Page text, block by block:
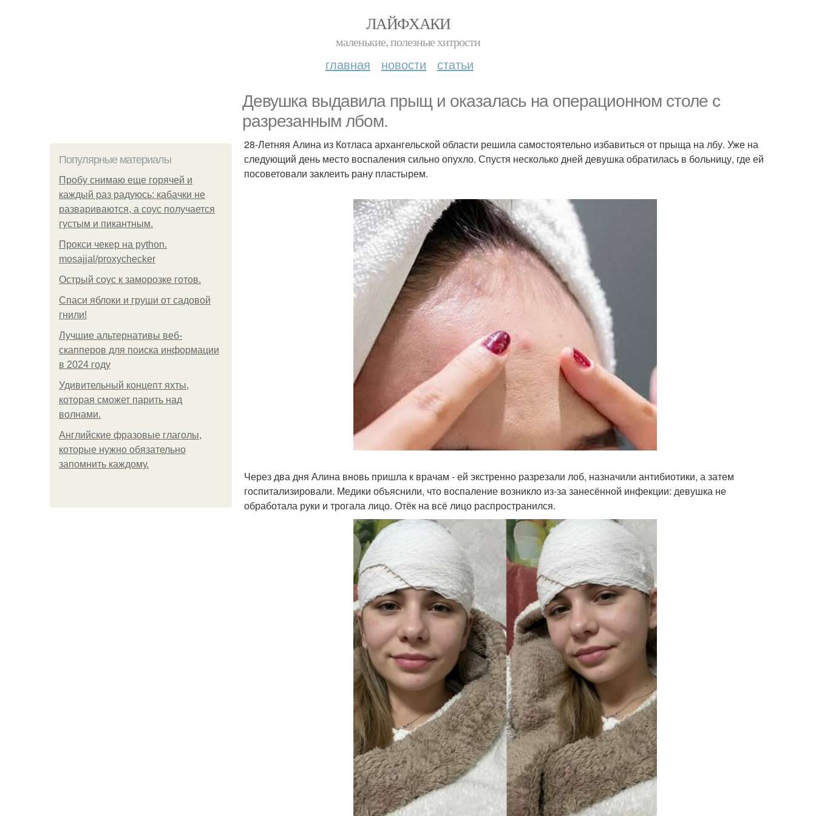
ЛАЙФХАКИ
маленькие, полезные хитрости
главная новости статьи
Девушка выдавила прыщ и оказалась на операционном столе с
разрезанным лбом.
Популярные материалы
Пробу снимаю еще горячей и
каждый раз радуюсь: кабачки не
развариваются, а соус получается
густым и пикантным.
Прокси чекер на python.
mosajjal/proxychecker
Острый соус к заморозке готов.
Спаси яблоки и груши от садовой
гнили!
Лучшие альтернативы веб-
скапперов для поиска информации
в 2024 году
Удивительный концепт яхты,
которая сможет парить над
волнами.
Английские фразовые глаголы,
которые нужно обязательно
запомнить каждому.
28-Летняя Алина из Котласа архангельской области решила самостоятельно избавиться от прыща на лбу. Уже на
следующий день место воспаления сильно опухло. Спустя несколько дней девушка обратилась в больницу, где ей
посоветовали заклеить рану пластырем.
Через два дня Алина вновь пришла к врачам - ей экстренно разрезали лоб, назначили антибиотики, а затем
госпитализировали. Медики объяснили, что воспаление возникло из-за занесённой инфекции: девушка не
обработала руки и трогала лицо. Отёк на всё лицо распространился.